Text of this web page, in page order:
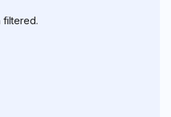
filtered.